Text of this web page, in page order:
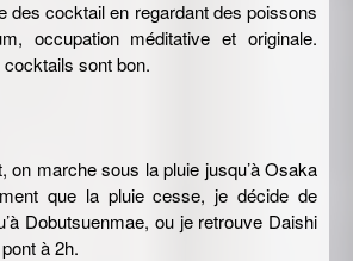
des cocktail en regardant des poissons
occupation méditative et originale.
sont bon.
on marche sous la pluie jusqu’à Osaka
que la pluie cesse, je décide de
Dobutsuenmae, ou je retrouve Daishi
à 2h.